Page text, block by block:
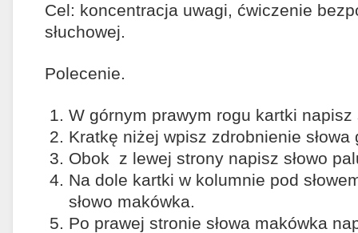
Cel: koncentracja uwagi, ćwiczenie
słuchowej.
Polecenie.
W górnym prawym rogu kartki napisz
Kratkę niżej wpisz zdrobnienie słowa
Obok z lewej strony napisz słowo
Na dole kartki w kolumnie pod
słowo makówka.
Po prawej stronie słowa makówka